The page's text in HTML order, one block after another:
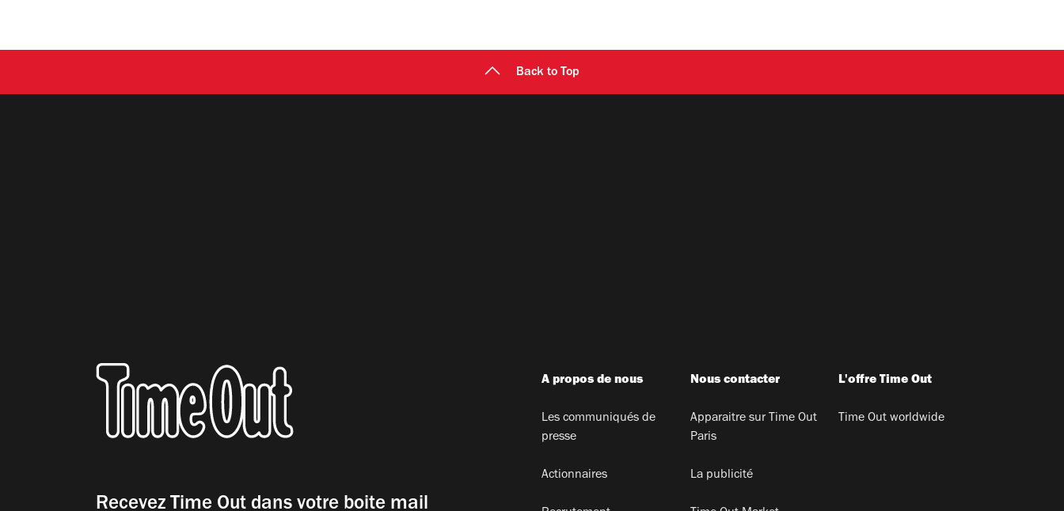
Back to Top
Recevez Time Out dans votre boite mail
A propos de nous
Les communiqués de
presse
Actionnaires
Nous contacter
Apparaitre sur Time Out
Paris
La publicité
L'offre Time Out
Time Out worldwide